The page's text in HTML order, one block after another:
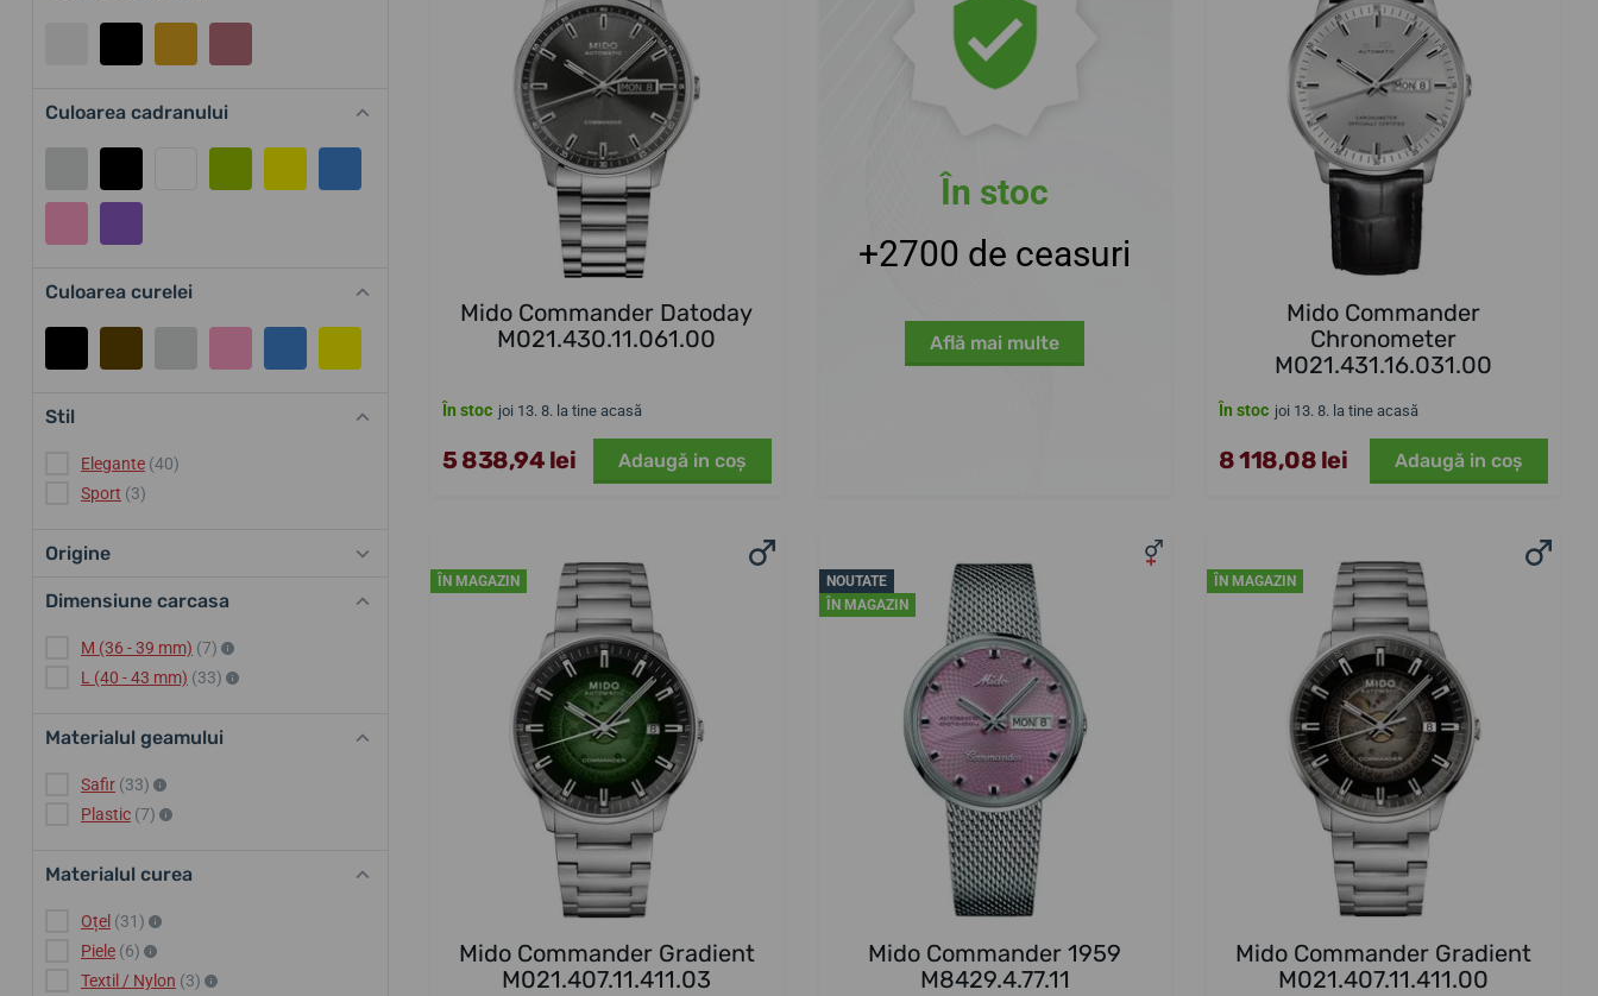
Culoarea cadranului
Culoarea curelei
Stil
Elegante (40)
Sport (3)
Origine
Dimensiune carcasa
M (36 - 39 mm) (7)
L (40 - 43 mm) (33)
Materialul geamului
Safir (33)
Plastic (7)
Materialul curea
Oțel (31)
Piele (6)
Textil / Nylon (3)
Mido Commander Datoday
M021.430.11.061.00
În stoc joi 13. 8. la tine acasă
5 838,94 lei Adaugă in coş
În stoc
+2700 de ceasuri
Află mai multe
Mido Commander
Chronometer
M021.431.16.031.00
În stoc joi 13. 8. la tine acasă
8 118,08 lei Adaugă in coş
ÎN MAGAZIN
Mido Commander Gradient
M021.407.11.411.03
NOUTATE
ÎN MAGAZIN
Mido Commander 1959
M8429.4.77.11
ÎN MAGAZIN
Mido Commander Gradient
M021.407.11.411.00